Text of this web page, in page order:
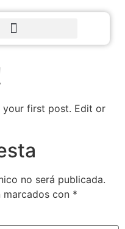
your first post. Edit or
no será publicada.
con *